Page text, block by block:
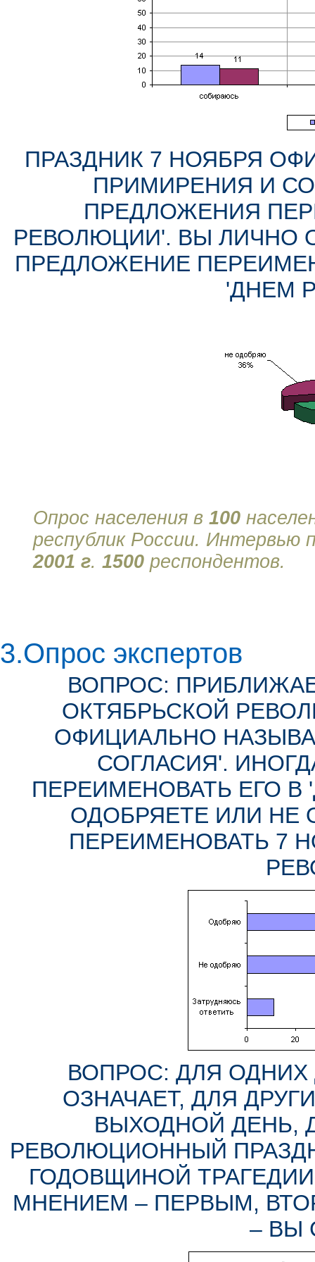
ПРАЗДНИК 7 НОЯБРЯ
ПРИМИРЕНИЯ И
ПРЕДЛОЖЕНИЯ
РЕВОЛЮЦИИ'. ВЫ ЛИЧНО
ПРЕДЛОЖЕНИЕ
'ДНЕМ
Опрос населения в 100
республик России.
2001 г. 1500 респондентов.
3.Опрос экспертов
ВОПРОС:
ОКТЯБРЬСКОЙ
ОФИЦИАЛЬНО
СОГЛАСИЯ'.
ПЕРЕИМЕНОВАТЬ ЕГО
ОДОБРЯЕТЕ ИЛИ НЕ
ПЕРЕИМЕНОВАТЬ 7
ВОПРОС: ДЛЯ ОДНИХ
ОЗНАЧАЕТ, ДЛЯ
ВЫХОДНОЙ ДЕНЬ,
РЕВОЛЮЦИОННЫЙ
ГОДОВЩИНОЙ
МНЕНИЕМ – ПЕРВЫМ,
– ВЫ